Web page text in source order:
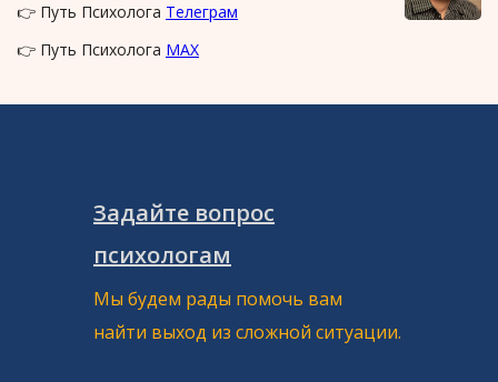
👉 Путь Психолога Телеграм
👉 Путь Психолога MAX
Задайте вопрос
психологам
Мы будем рады помочь вам
найти выход из сложной ситуации.